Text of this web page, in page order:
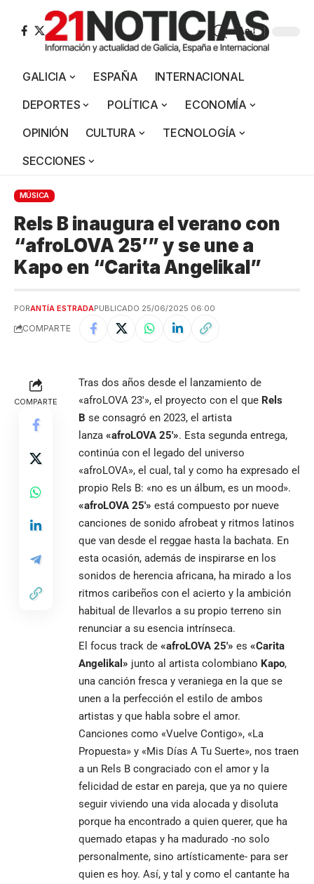
Aa
GALICIA ESPAÑA
INTERNACIONAL
DEPORTES
POLÍTICA
ECONOMÍA
OPINIÓN
CULTURA
TECNOLOGÍA
SECCIONES
MÚSICA
Rels B inaugura el verano con
“afroLOVA 25’” y se une a
Kapo en “Carita Angelikal”
PORANTÍA ESTRADAPUBLICADO 25/06/2025 06:00
COMPARTE
COMPARTE
Tras dos años desde el lanzamiento de
«afroLOVA 23′», el proyecto con el que Rels
B se consagró en 2023, el artista
lanza «afroLOVA 25′». Esta segunda entrega,
continúa con el legado del universo
«afroLOVA», el cual, tal y como ha expresado el
propio Rels B: «no es un álbum, es un mood».
«afroLOVA 25′» está compuesto por nueve
canciones de sonido afrobeat y ritmos latinos
que van desde el reggae hasta la bachata. En
esta ocasión, además de inspirarse en los
sonidos de herencia africana, ha mirado a los
ritmos caribeños con el acierto y la ambición
habitual de llevarlos a su propio terreno sin
renunciar a su esencia intrínseca.
El focus track de «afroLOVA 25′» es «Carita
Angelikal» junto al artista colombiano Kapo,
una canción fresca y veraniega en la que se
unen a la perfección el estilo de ambos
artistas y que habla sobre el amor.
Canciones como «Vuelve Contigo», «La
Propuesta» y «Mis Días A Tu Suerte», nos traen
a un Rels B congraciado con el amor y la
felicidad de estar en pareja, que ya no quiere
seguir viviendo una vida alocada y disoluta
porque ha encontrado a quien querer, que ha
quemado etapas y ha madurado -no solo
personalmente, sino artísticamente- para ser
quien es hoy. Así, y tal y como el cantante ha